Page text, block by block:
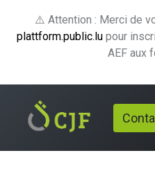
⚠️ Attention : Merci de
plattform.public.lu pour
AEF aux